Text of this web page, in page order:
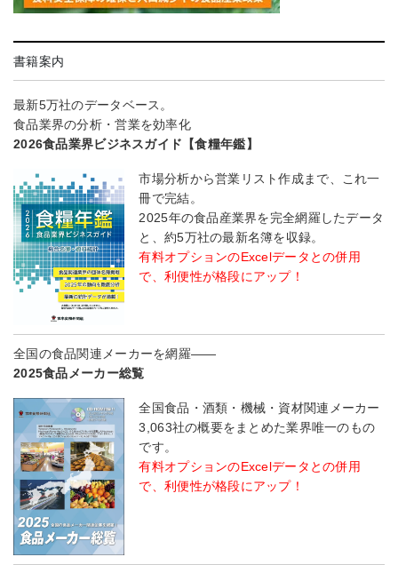
書籍案内
最新5万社のデータベース。
食品業界の分析・営業を効率化
2026食品業界ビジネスガイド【食糧年鑑】
市場分析から営業リスト作成まで、これ一
冊で完結。
2025年の食品産業界を完全網羅したデータ
と、約5万社の最新名簿を収録。
有料オプションのExcelデータとの併用
で、利便性が格段にアップ！
全国の食品関連メーカーを網羅――
2025食品メーカー総覧
全国食品・酒類・機械・資材関連メーカー
3,063社の概要をまとめた業界唯一のもの
です。
有料オプションのExcelデータとの併用
で、利便性が格段にアップ！